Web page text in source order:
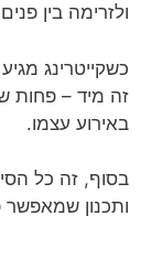
ולזרימה בין
כשקייטרינג
זה מיד – פחות
באירוע עצמו.
בסוף, זה כל
ותכנון שמאפשר